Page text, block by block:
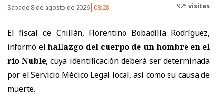
Sábado 8 de agosto de 2026 08:28 925 visitas
El fiscal de Chillán, Florentino Bobadilla Rodríguez,
informó elhallazgo del cuerpo de un hombre en el
río Ñuble, cuya identificación deberá ser determinada
por el Servicio Médico Legal local, así como su causa de
muerte.